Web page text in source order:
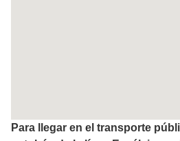
Para llegar en el transporte